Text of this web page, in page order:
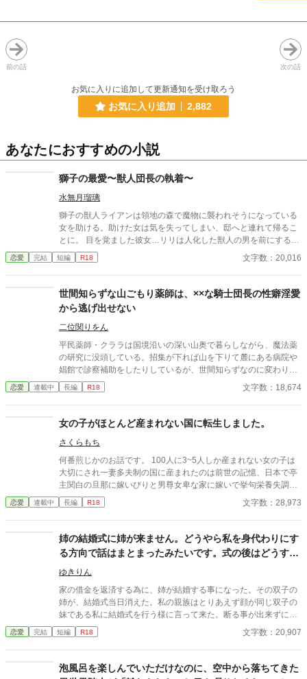
前の話 次の話
お気に入りに追加して更新通知を受け取ろう
お気に入り追加 2,882
あなたにおすすめの小説
獅子の最愛〜獣人団長の執着〜
水無月瑠璃
獅子の獣人ライアンは領地の森で魔物に襲われそうになっている
女を助ける。助けた女は気を失ってしまい、邸へと連れて帰るこ
とに。 目を覚ました彼女…リリは人化した獣人の男を前にすると
様子がおかしくなるも顔が獅子のライアンは平気なようで抱きつ
いて来る。 女嫌いなライアンだが何故かリリには抱きつかれても
の多いリリと初めての感情に戸惑うライアン、2人の行く末は…
ヒーローはずっとライオンの姿で人化はしません。
恋愛 完結 短編 R18 文字数：20,016
世間知らずな山ごもり薬師は、××な騎士団長の性癖淫愛
から逃げ出せない
二位関りをん
平民薬師・クララは国境沿いの深い山奥で暮らしながら、魔法薬
の研究に没頭している。招集が下れば山を下りて麓にある病院や
娼館で診察補助をしたりしているが、世間知らずなのに変わりは
ない。 ある日、山の中で倒れている男性を発見。彼はなんと騎士
団長・レイルドで女嫌いの噂を持つ人物だった。 当然女嫌いの噂
が、レイルドには隠している秘密……性癖があった。 ――君の××
××、触らせてもらえないだろうか？
恋愛 連載中 長編 R18 文字数：18,674
女の子がほとんど産まれない国に転生しました。
さくらもち
何番煎じかのお話です。 100人に3~5人しか産まれない女の子は
大切にされ一妻多夫制の国に産まれたのは前世の記憶、日本で亭
主関白の旦那に嫁いびりと男尊女卑な家に嫁いで挙句栄養失調と
過労死と言う令和になってもまだ昭和な家庭！でありえない最後
を迎えてしまった清水 理央、享年44歳 そんな彼女を不憫に思っ
恋愛 連載中 長編 R18 文字数：28,973
姉の結婚式に姉が来ません。どうやら私を身代わりにす
る方向で話はまとまったみたいです。式の後はどうする
んですか？親族の皆様・・・！？
ゆきりん
家の借金を返済する為に、姉が結婚する事になった。その双子の
姉が、結婚式当日消えた。私の親族はとりあえず顔が同じ双子の
妹である私に結婚式を行う様に言って来た。断る事が出来ずに、
とりあえず式だけという事で式をしたのだが？ あの、式の後はど
うしたら良いのでしょうか？私、ソフィア・グレイスはウェディ
い。 愛の無い結婚から、溺愛されるお話しです。
恋愛 完結 短編 R18 文字数：20,907
泡風呂を楽しんでいただけなのに、空中から落ちてきた